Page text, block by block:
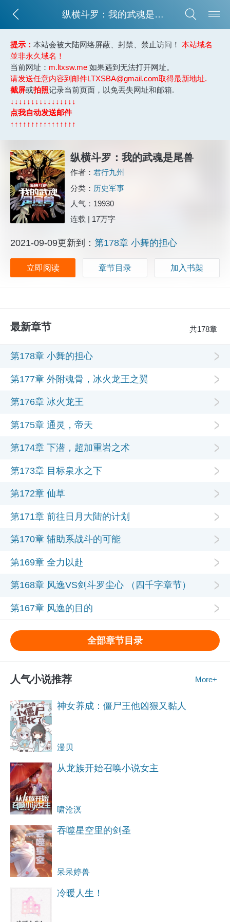
纵横斗罗：我的武魂是尾兽
提示：本站会被大陆网络屏蔽、封禁、禁止访问！本站域名
並非永久域名！
当前网址： m.ltxsw.me 如果遇到无法打开网址。
请发送任意内容到邮件LTXSBA@gmail.com取得最新地址.
截屏或拍照记录当前页面，以免丟失网址和邮箱.
↓↓↓↓↓↓↓↓↓↓↓↓↓↓↓↓
点我自动发送邮件
↑↑↑↑↑↑↑↑↑↑↑↑↑↑↑↑
纵横斗罗：我的武魂是尾兽
作者： 君行九州
分类： 历史军事
人气：19930
连载 | 17万字
2021-09-09更新到：第178章 小舞的担心
立即阅读 章节目录 加入书架
最新章节 共178章
第178章 小舞的担心
第177章 外附魂骨，冰火龙王之翼
第176章 冰火龙王
第175章 通灵，帝天
第174章 下潜，超加重岩之术
第173章 目标泉水之下
第172章 仙草
第171章 前往日月大陆的计划
第170章 辅助系战斗的可能
第169章 全力以赴
第168章 风逸VS剑斗罗尘心 （四千字章节）
第167章 风逸的目的
全部章节目录
人气小说推荐 More+
神女养成：僵尸王他凶狠又黏人
漫贝
从龙族开始召唤小说女主
啸沧溟
吞噬星空里的剑圣
呆呆婷兽
冷暖人生！